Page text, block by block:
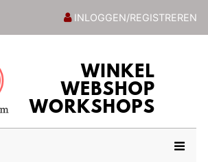
INLOGGEN/REGISTREREN